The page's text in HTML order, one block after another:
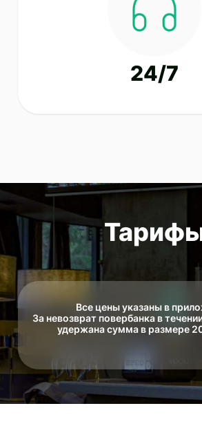
24/7
Все цены указаны в
За невозврат повербанка в
удержана сумма в размере